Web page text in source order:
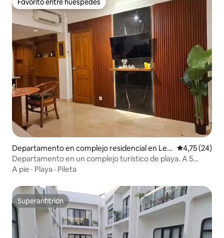
Favorito entre huéspedes
Favorito entre huéspedes
Departamento en complejo residencial en Legi
an
Calificación
4,75 (24)
Departamento en un complejo turístico de playa. A 5
minutos a pie de la playa Legian
A pie · Playa · Pileta
Superanfitrión
Superanfitrión